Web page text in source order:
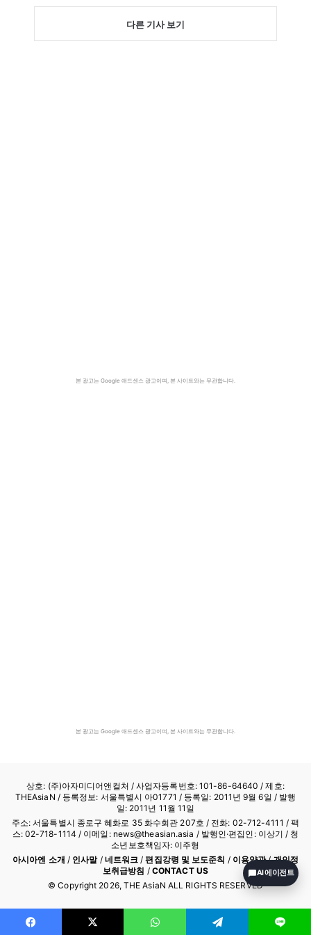
다른 기사 보기
본 광고는 Google 애드센스 광고이며, 본 사이트와는 무관합니다.
본 광고는 Google 애드센스 광고이며, 본 사이트와는 무관합니다.
상호: (주)아자미디어앤컬처 /사업자등록번호: 101-86-64640 / 제호:
THEAsiaN / 등록정보: 서울특별시 아01771 / 등록일: 2011년 9월 6일 / 발행
일: 2011년 11월 11일
주소: 서울특별시 종로구 혜화로 35 화수회관 207호 / 전화: 02-712-4111 / 팩
스: 02-718-1114 / 이메일: news@theasian.asia / 발행인·편집인: 이상기 / 청
소년보호책임자: 이주형
아시아엔 소개 / 인사말/ 네트워크 /편집강령 및 보도준칙 / 이용약관/개인정
보취급방침 / CONTACT US
© Copyright 2026, THE AsiaN ALL RIGHTS RESERVED
AI 에이전트